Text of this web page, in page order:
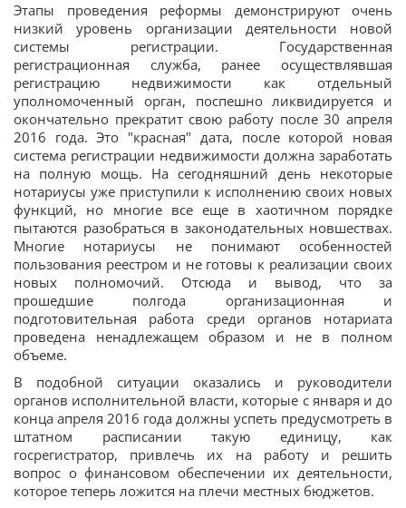
Этапы проведения реформы демонстрируют очень
низкий уровень организации деятельности новой
системы регистрации. Государственная
регистрационная служба, ранее осуществлявшая
регистрацию недвижимости как отдельный
уполномоченный орган, поспешно ликвидируется и
окончательно прекратит свою работу после 30 апреля
2016 года. Это "красная" дата, после которой новая
система регистрации недвижимости должна заработать
на полную мощь. На сегодняшний день некоторые
нотариусы уже приступили к исполнению своих новых
функций, но многие все еще в хаотичном порядке
пытаются разобраться в законодательных новшествах.
Многие нотариусы не понимают особенностей
пользования реестром и не готовы к реализации своих
новых полномочий. Отсюда и вывод, что за
прошедшие полгода организационная и
подготовительная работа среди органов нотариата
проведена ненадлежащем образом и не в полном
объеме.
В подобной ситуации оказались и руководители
органов исполнительной власти, которые с января и до
конца апреля 2016 года должны успеть предусмотреть в
штатном расписании такую единицу, как
госрегистратор, привлечь их на работу и решить
вопрос о финансовом обеспечении их деятельности,
которое теперь ложится на плечи местных бюджетов.